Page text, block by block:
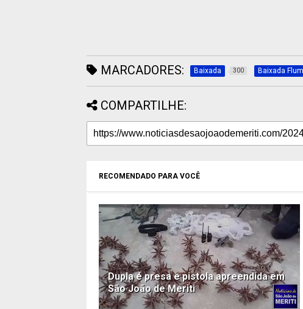
MARCADORES: Baixada 300 Baixada
COMPARTILHE:
RECOMENDADO PARA VOCÊ
Dupla é presa e pistola apreendida em
São João de Meriti